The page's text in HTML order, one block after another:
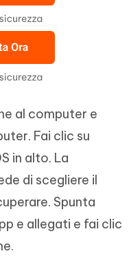
al computer e
Fai clic su
in alto. La
di scegliere il
Spunta
e allegati e fai clic